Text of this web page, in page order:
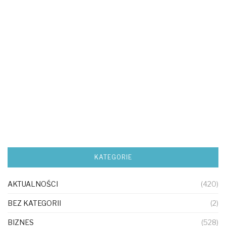
KATEGORIE
AKTUALNOŚCI (420)
BEZ KATEGORII (2)
BIZNES (528)